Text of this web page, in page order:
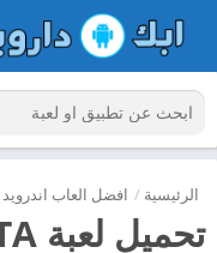
الرئيسية / افضل العاب اندرويد